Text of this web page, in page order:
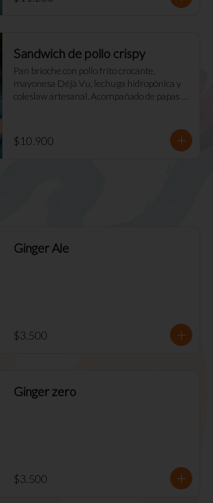
Sandwich de pollo crispy
Pan brioche con pollo frito crocante,
mayonesa Déjà Vu, lechuga hidropónica y
coleslaw artesanal. Acompañado de papas
$10.900
Ginger Ale
$3.500
Ginger zero
$3.500